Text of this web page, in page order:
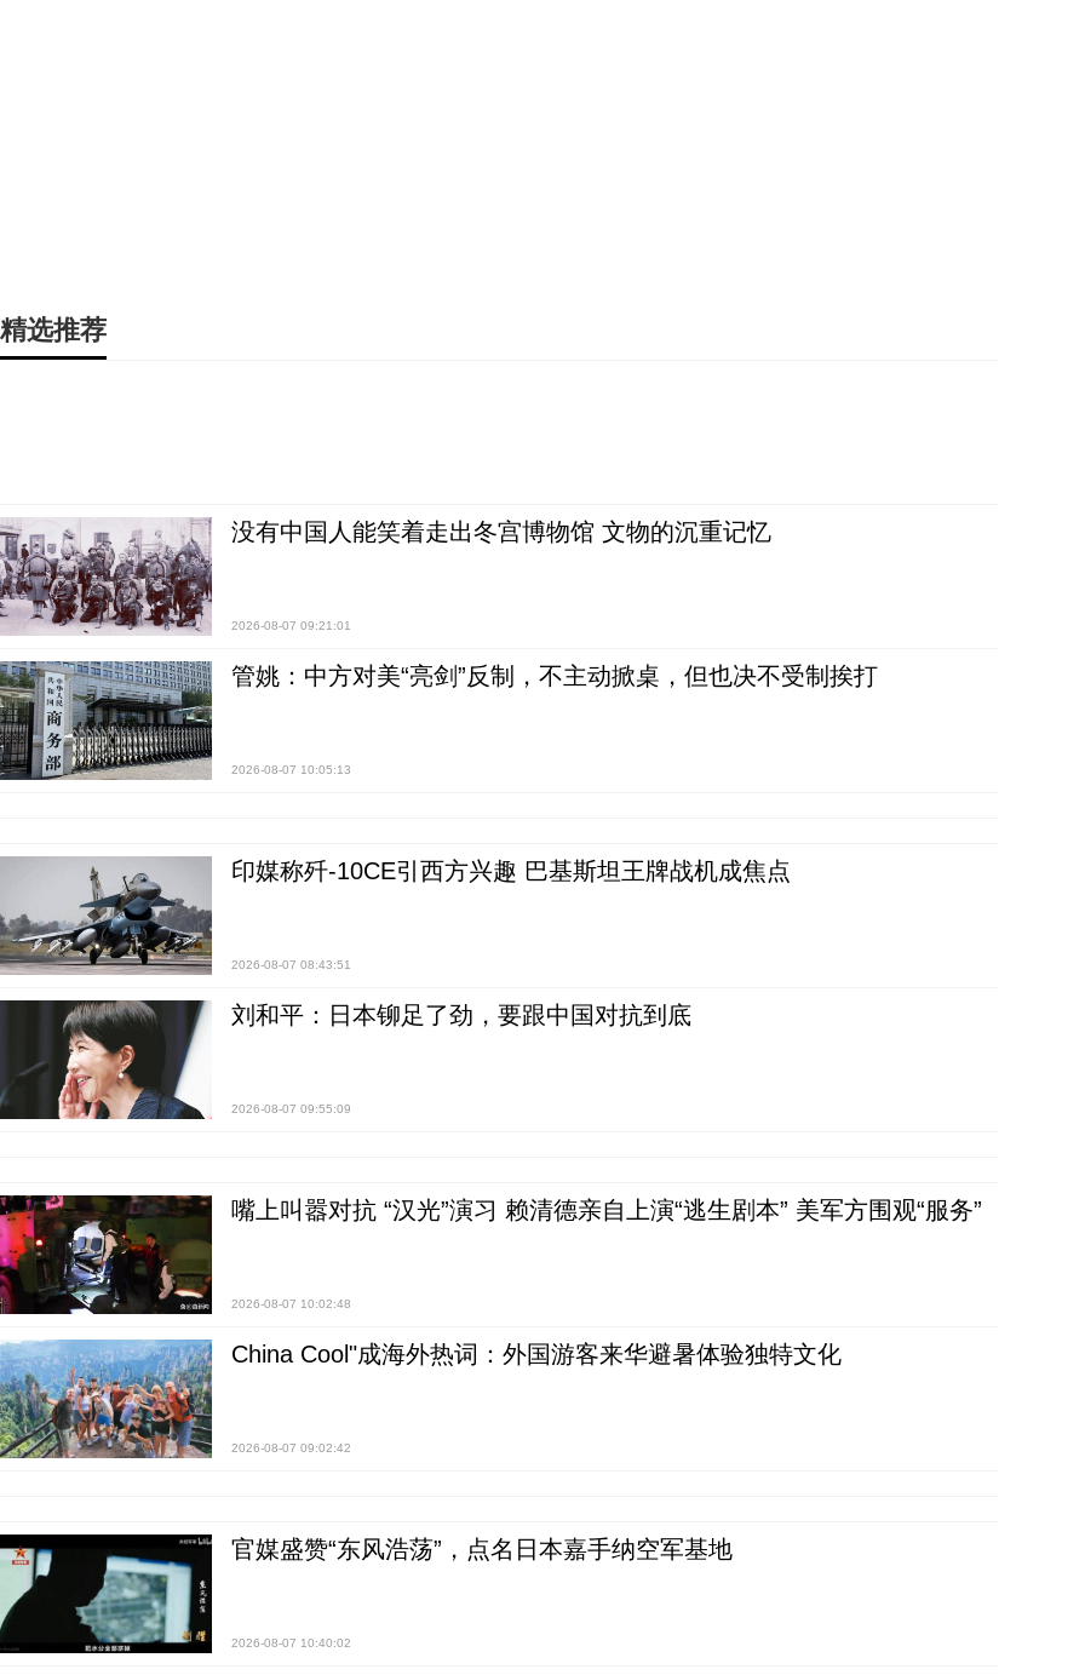
精选推荐
没有中国人能笑着走出冬宫博物馆 文物的沉重记忆
2026-08-07 09:21:01
管姚：中方对美“亮剑”反制，不主动掀桌，但也决不受制挨打
2026-08-07 10:05:13
印媒称歼-10CE引西方兴趣 巴基斯坦王牌战机成焦点
2026-08-07 08:43:51
刘和平：日本铆足了劲，要跟中国对抗到底
2026-08-07 09:55:09
嘴上叫嚣对抗 “汉光”演习 赖清德亲自上演“逃生剧本” 美军方围观“服务”
2026-08-07 10:02:48
China Cool"成海外热词：外国游客来华避暑体验独特文化
2026-08-07 09:02:42
官媒盛赞“东风浩荡”，点名日本嘉手纳空军基地
2026-08-07 10:40:02